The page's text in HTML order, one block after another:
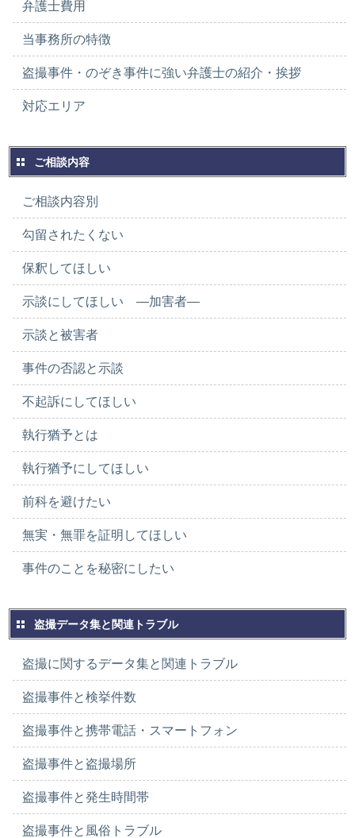
弁護士費用
当事務所の特徴
盗撮事件・のぞき事件に強い弁護士の紹介・挨拶
対応エリア
ご相談内容
ご相談内容別
勾留されたくない
保釈してほしい
示談にしてほしい ―加害者―
示談と被害者
事件の否認と示談
不起訴にしてほしい
執行猶予とは
執行猶予にしてほしい
前科を避けたい
無実・無罪を証明してほしい
事件のことを秘密にしたい
盗撮データ集と関連トラブル
盗撮に関するデータ集と関連トラブル
盗撮事件と検挙件数
盗撮事件と携帯電話・スマートフォン
盗撮事件と盗撮場所
盗撮事件と発生時間帯
盗撮事件と風俗トラブル